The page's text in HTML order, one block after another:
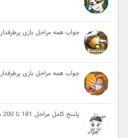
جواب همه مراحل بازی
جواب همه مراحل بازی
پاسخ کامل مراحل 181 تا 200 بازی جدولانه 1